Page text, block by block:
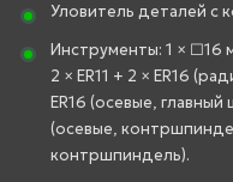
Уловитель деталей с
Инструменты: 1 × □16
2 × ER11 + 2 × ER16
ER16 (осевые,
(осевые,
контршпиндель).